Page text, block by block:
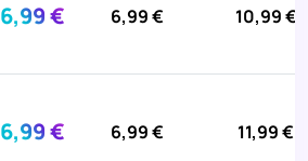
6,99 € 6,99 € 10,99 €
6,99 € 6,99 € 11,99 €